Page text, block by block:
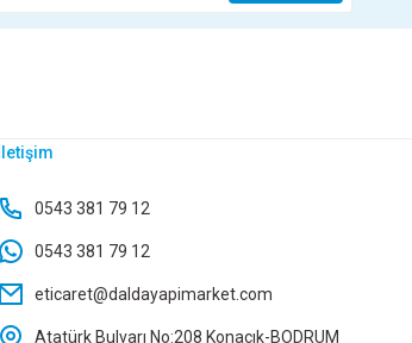
DUBLEX
0543 381 79 12
0543 381 79 12
eticaret@daldayapimarket.com
Atatürk Bulvarı No:208 Konacık-BODRUM